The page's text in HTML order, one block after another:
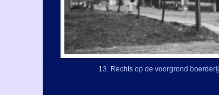
13. Rechts op de voorgrond